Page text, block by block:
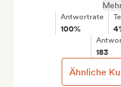
Antwortrate
100%
183
Ähnliche